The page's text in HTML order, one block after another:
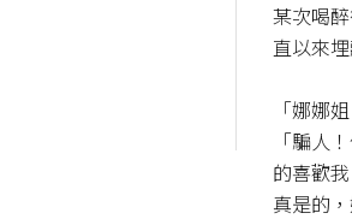
某次喝
直以來
「娜娜
「騙人
的喜歡
真是的